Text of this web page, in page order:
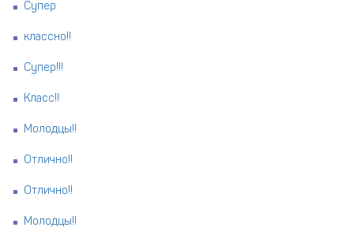
Супер
классно!!
Супер!!!
Класс!!
Молодцы!!
Отлично!!
Отлично!!
Молодцы!!